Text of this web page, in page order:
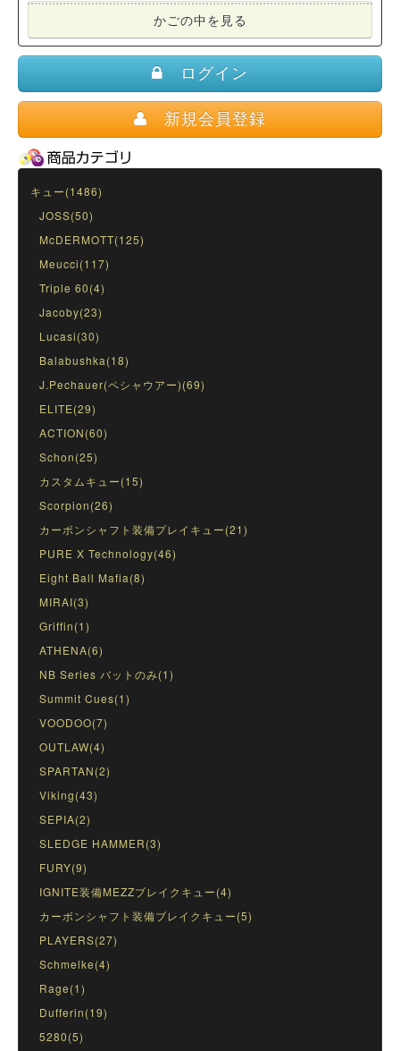
かごの中を見る
ログイン
新規会員登録
キュー(1486)
JOSS(50)
McDERMOTT(125)
Meucci(117)
Triple 60(4)
Jacoby(23)
Lucasi(30)
Balabushka(18)
J.Pechauer(ペシャウアー)(69)
ELITE(29)
ACTION(60)
Schon(25)
カスタムキュー(15)
Scorpion(26)
カーボンシャフト装備プレイキュー(21)
PURE X Technology(46)
Eight Ball Mafia(8)
MIRAI(3)
Griffin(1)
ATHENA(6)
NB Series バットのみ(1)
Summit Cues(1)
VOODOO(7)
OUTLAW(4)
SPARTAN(2)
Viking(43)
SEPIA(2)
SLEDGE HAMMER(3)
FURY(9)
IGNITE装備MEZZブレイクキュー(4)
カーボンシャフト装備ブレイクキュー(5)
PLAYERS(27)
Schmelke(4)
Rage(1)
Dufferin(19)
5280(5)